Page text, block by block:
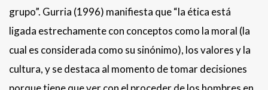
grupo”. Gurria (1996) manifiesta que “la ética está
ligada estrechamente con conceptos como la moral (la
cual es considerada como su sinónimo), los valores y la
cultura, y se destaca al momento de tomar decisiones